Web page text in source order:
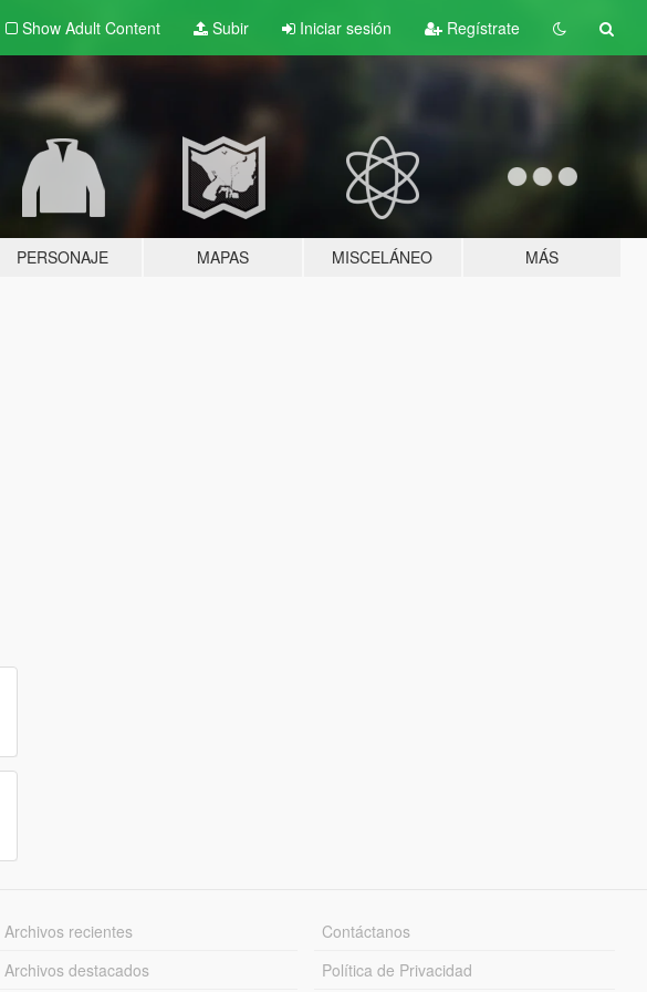
Show Adult Content Subir Iniciar sesión Regístrate
PERSONAJE MAPAS MISCELÁNEO MÁS
Archivos recientes
Archivos destacados
Contáctanos
Política de Privacidad